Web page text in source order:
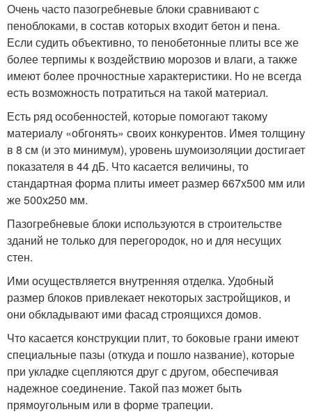
Очень часто пазогребневые блоки сравнивают с
пеноблоками, в состав которых входит бетон и пена.
Если судить объективно, то пенобетонные плиты все же
более терпимы к воздействию морозов и влаги, а также
имеют более прочностные характеристики. Но не всегда
есть возможность потратиться на такой материал.
Есть ряд особенностей, которые помогают такому
материалу «обгонять» своих конкурентов. Имея толщину
в 8 см (и это минимум), уровень шумоизоляции достигает
показателя в 44 дБ. Что касается величины, то
стандартная форма плиты имеет размер 667х500 мм или
же 500х250 мм.
Пазогребневые блоки используются в строительстве
зданий не только для перегородок, но и для несущих
стен.
Ими осуществляется внутренняя отделка. Удобный
размер блоков привлекает некоторых застройщиков, и
они обкладывают ими фасад строящихся домов.
Что касается конструкции плит, то боковые грани имеют
специальные пазы (откуда и пошло название), которые
при укладке сцепляются друг с другом, обеспечивая
надежное соединение. Такой паз может быть
прямоугольным или в форме трапеции.